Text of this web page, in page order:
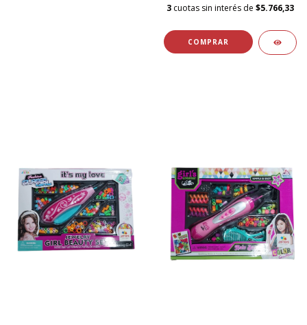
3 cuotas sin interés de $5.766,33